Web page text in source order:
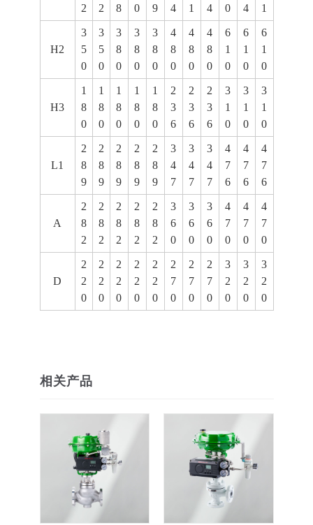
2
2
8
0
9
4
1
4
0
4
1
H2
3
5
0
3
5
0
3
8
0
3
8
0
3
8
0
4
8
0
4
8
0
4
8
0
6
1
0
6
1
0
6
1
0
H3
1
8
0
1
8
0
1
8
0
1
8
0
1
8
0
2
3
6
2
3
6
2
3
6
3
1
0
3
1
0
3
1
0
L1
2
8
9
2
8
9
2
8
9
2
8
9
2
8
9
3
4
7
3
4
7
3
4
7
4
7
6
4
7
6
4
7
6
A
2
8
2
2
8
2
2
8
2
2
8
2
2
8
2
3
6
0
3
6
0
3
6
0
4
7
0
4
7
0
4
7
0
D
2
2
0
2
2
0
2
2
0
2
2
0
2
2
0
2
7
0
2
7
0
2
7
0
3
2
0
3
2
0
3
2
0
相关产品